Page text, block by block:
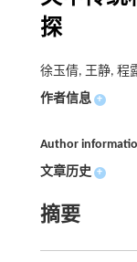
探
徐玉倩, 王静, 程
作者信息 +
Author
文章历史 +
摘要